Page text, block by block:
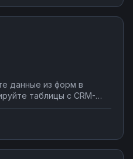
данные из форм в
таблицы с CRM-
автоматизации